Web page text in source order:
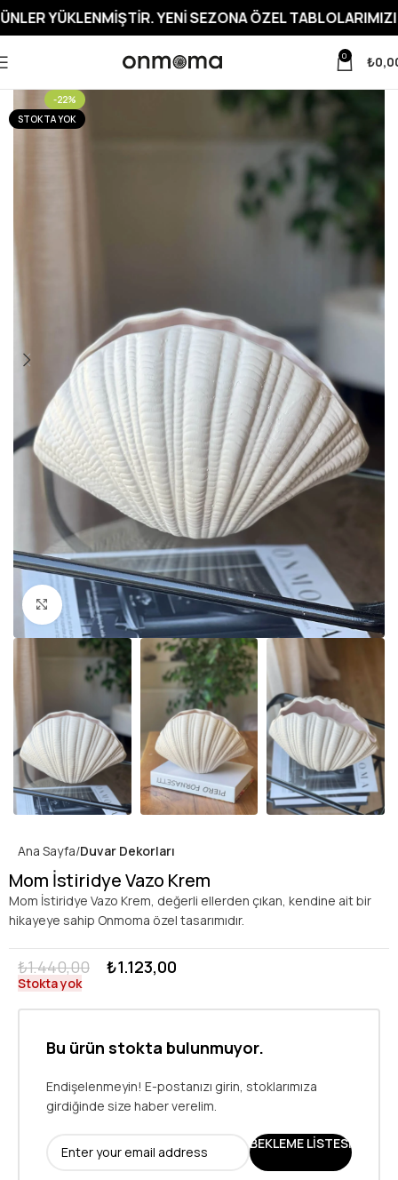
YENI SEZONA ÖZEL TABLOLARIMIZI
0 ₺
-22%
STOKTA YOK
Click to enlarge
Ana Sayfa Duvar Dekorları
Mom İstiridye Vazo Krem
Mom İstiridye Vazo Krem, değerli ellerden çıkan, kendine ait bir
hikayeye sahip Onmoma özel tasarımıdır.
₺1.440,00 ₺1.123,00
Stokta yok
Bu ürün stokta bulunmuyor.
Endişelenmeyin! E-postanızı girin, stoklarımıza
girdiğinde size haber verelim.
BEKLEME LISTESI